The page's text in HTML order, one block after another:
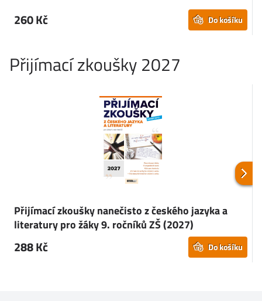
260 Kč Do košíku
Přijímací zkoušky 2027
Přijímací zkoušky nanečisto z českého jazyka a
literatury pro žáky 9. ročníků ZŠ (2027)
288 Kč Do košíku